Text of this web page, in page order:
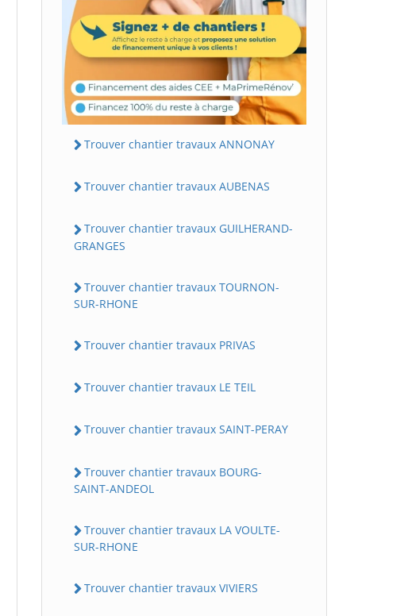
Trouver chantier travaux ANNONAY
Trouver chantier travaux AUBENAS
Trouver chantier travaux GUILHERAND-
GRANGES
Trouver chantier travaux TOURNON-
SUR-RHONE
Trouver chantier travaux PRIVAS
Trouver chantier travaux LE TEIL
Trouver chantier travaux SAINT-PERAY
Trouver chantier travaux BOURG-
SAINT-ANDEOL
Trouver chantier travaux LA VOULTE-
SUR-RHONE
Trouver chantier travaux VIVIERS